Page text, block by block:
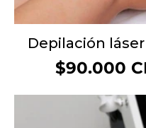
Depilación
Precio
de
oferta
$90.000
Precio
habitual
OFERTA 66%